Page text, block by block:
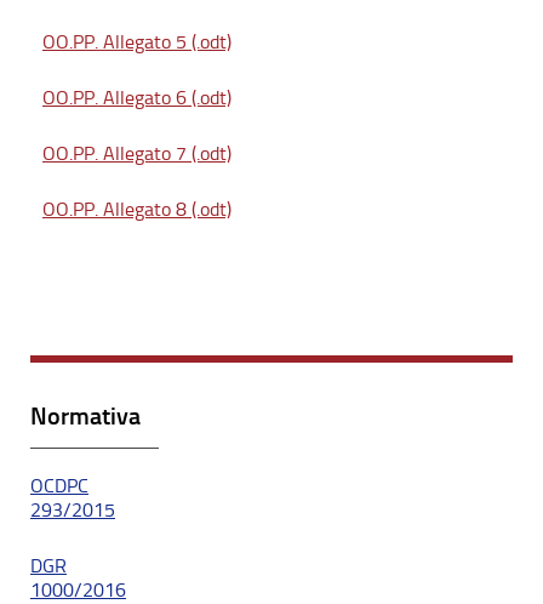
OO.PP. Allegato 5 (.odt)
OO.PP. Allegato 6 (.odt)
OO.PP. Allegato 7 (.odt)
OO.PP. Allegato 8 (.odt)
Normativa
OCDPC
293/2015
DGR
1000/2016